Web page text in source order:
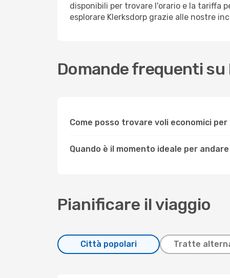
disponibili per trovare l'orario e la tariffa
esplorare Klerksdorp grazie alle nostre
Domande frequenti
Come posso trovare voli economici
Quando è il momento ideale per
Pianificare il viaggio
Città popolari Tratte